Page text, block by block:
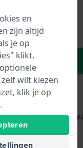
en is voorzien
en
zijn altijd
je op
klikt,
wilt kiezen
klik je op